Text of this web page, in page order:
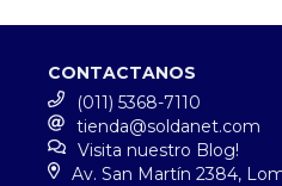
CONTACTANOS
(011) 5368-7110
tienda@soldanet.com
Visita nuestro Blog!
Av. San Martín 2384,